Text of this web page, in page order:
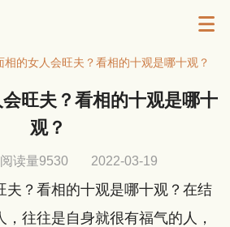
相的女人会旺夫？看相的十观是哪十观？
旺夫？看相的十观是哪十
观？
阅读量9530 2022-03-19
夫？看相的十观是哪十观？在结
往往是自身就很有福气的人，